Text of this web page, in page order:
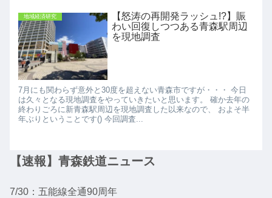
地域経済研究
【怒涛の再開発ラッシュ!?】賑
わい回復しつつある青森駅周辺
を現地調査
7月にも関わらず意外と30度を超えない青森市ですが・・・ 今日
は久々となる現地調査をやっていきたいと思います。 確か去年の
終わりごろに新青森駅周辺を現地調査した以来なので、 およそ半
年ぶりということです() 今回調査...
【速報】青森鉄道ニュース
7/30：五能線全通90周年